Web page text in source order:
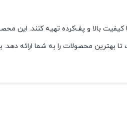
بالا و پف‌کرده تهیه کنند. این
محصولات را به شما ارائه دهد.